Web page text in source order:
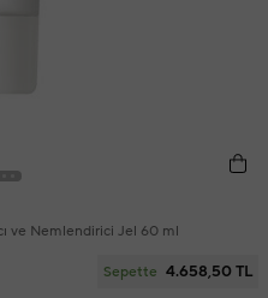
ve Nemlendirici Jel 60 ml
Sepette 4.658,50 TL